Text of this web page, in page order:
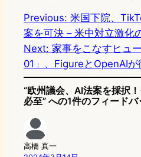
t
o
d
o
n
e
s
k
y
Previous: 米国下院、
案を可決 – 米中対立激化
Next: 家事をこなすヒュ
01」、FigureとOpenAIが
“欧州議会、AI法案を採択
必至” への1件のフィードバ
高橋 真一